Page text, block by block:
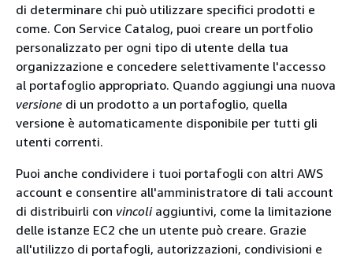
di determinare chi può utilizzare specifici prodotti e
come. Con Service Catalog, puoi creare un portfolio
personalizzato per ogni tipo di utente della tua
organizzazione e concedere selettivamente l'accesso
al portafoglio appropriato. Quando aggiungi una nuova
versione di un prodotto a un portafoglio, quella
versione è automaticamente disponibile per tutti gli
utenti correnti.
Puoi anche condividere i tuoi portafogli con altri AWS
account e consentire all'amministratore di tali account
di distribuirli con vincoliaggiuntivi, come la limitazione
delle istanze EC2 che un utente può creare. Grazie
all'utilizzo di portafogli, autorizzazioni, condivisioni e